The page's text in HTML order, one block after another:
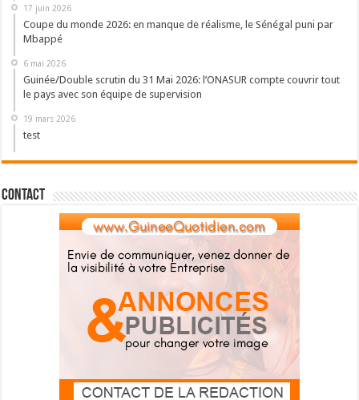
17 juin 2026
Coupe du monde 2026: en manque de réalisme, le Sénégal puni par
Mbappé
6 mai 2026
Guinée/Double scrutin du 31 Mai 2026: l’ONASUR compte couvrir tout
le pays avec son équipe de supervision
19 mars 2026
test
Contact